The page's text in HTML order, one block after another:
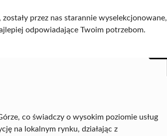
przez nas starannie wyselekcjonowane,
odpowiadające Twoim potrzebom.
co świadczy o wysokim poziomie usług
na lokalnym rynku, działając z